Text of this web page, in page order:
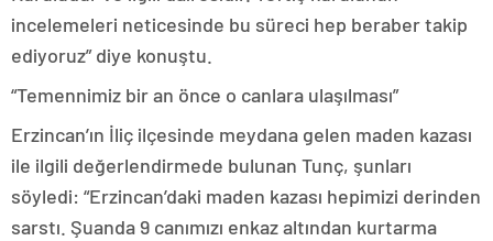
incelemeleri neticesinde bu süreci hep beraber takip
ediyoruz” diye konuştu.
“Temennimiz bir an önce o canlara ulaşılması”
Erzincan’ın İliç ilçesinde meydana gelen maden kazası
ile ilgili değerlendirmede bulunan Tunç, şunları
söyledi: “Erzincan’daki maden kazası hepimizi derinden
sarstı. Şuanda 9 canımızı enkaz altından kurtarma